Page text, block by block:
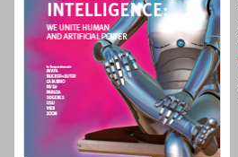
Inbound